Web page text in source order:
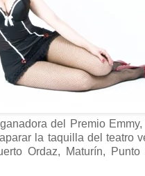
del Premio
la taquilla del teatro
Ordaz, Maturín,